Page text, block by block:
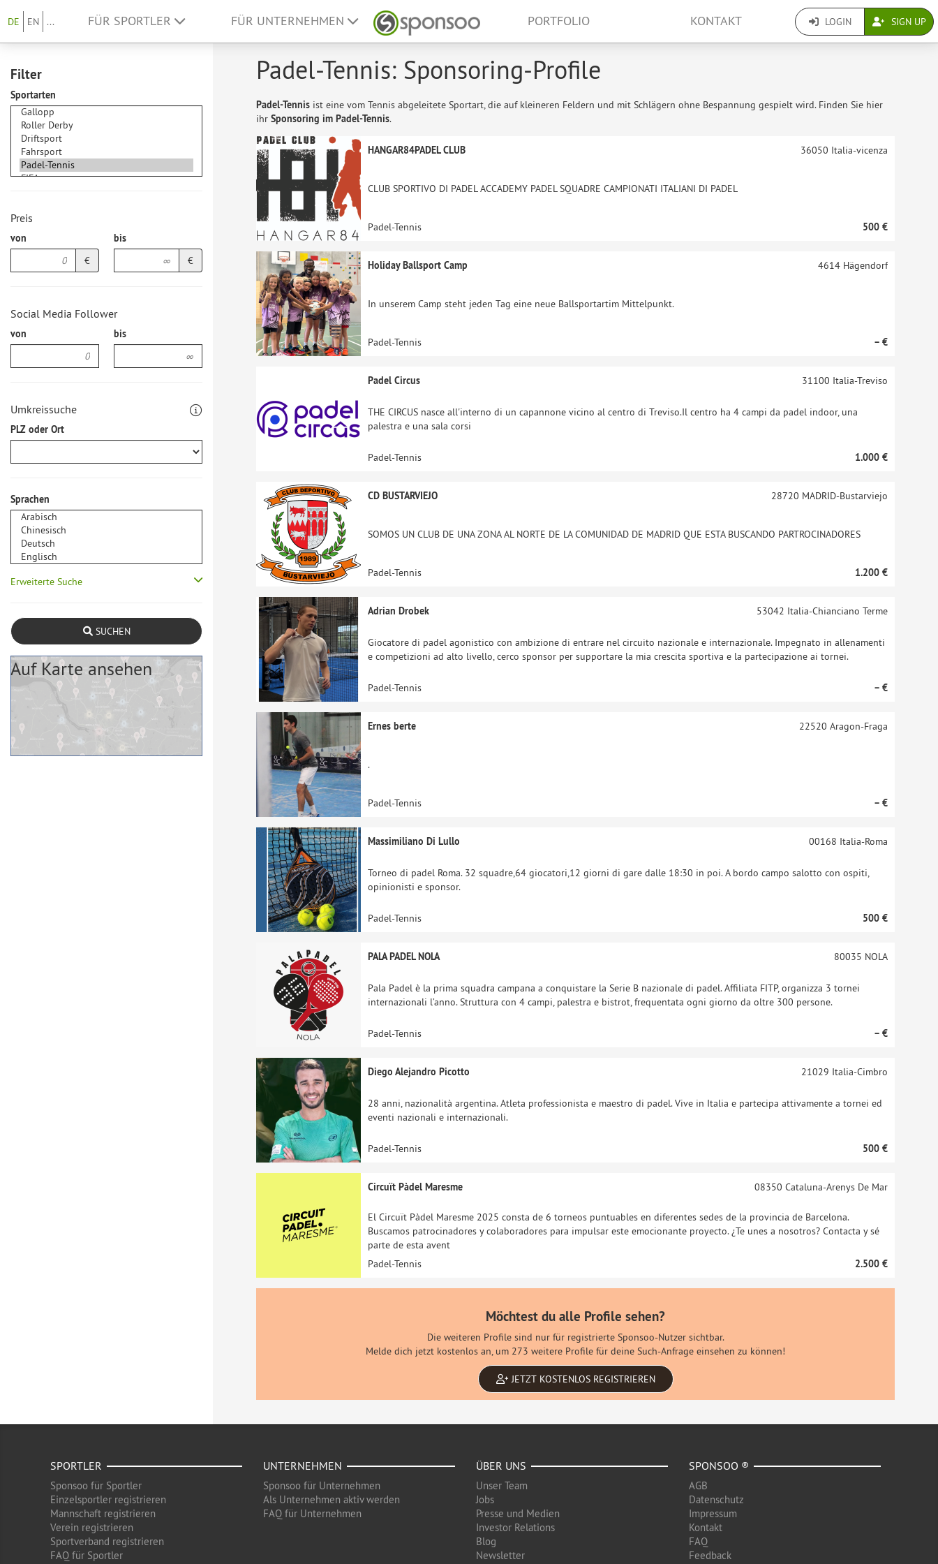
DE EN ... FÜR SPORTLER FÜR UNTERNEHMEN PORTFOLIO KONTAKT LOGIN SIGN UP
Filter
Sportarten
Preis
von
€
bis
€
Social Media Follower
von bis
Umkreissuche
PLZ oder Ort
Sprachen
Erweiterte Suche
SUCHEN
Auf Karte ansehen
Padel-Tennis: Sponsoring-Profile
Padel-Tennis ist eine vom Tennis abgeleitete Sportart, die auf kleineren Feldern und mit Schlägern ohne Bespannung gespielt wird. Finden Sie hier
ihr Sponsoring im Padel-Tennis.
HANGAR84PADEL CLUB
CLUB SPORTIVO DI PADEL ACCADEMY PADEL SQUADRE CAMPIONATI ITALIANI DI PADEL
36050 Italia-vicenza
Padel-Tennis 500 €
Holiday Ballsport Camp
In unserem Camp steht jeden Tag eine neue Ballsportartim Mittelpunkt.
4614Hägendorf
Padel-Tennis – €
Padel Circus
THE CIRCUS nasce all'interno di un capannone vicino al centro di Treviso.Il centro ha 4 campi da padel indoor, una
palestra e una sala corsi
31100 Italia-Treviso
Padel-Tennis 1.000 €
CD BUSTARVIEJO
SOMOS UN CLUB DE UNA ZONA AL NORTE DE LA COMUNIDAD DE MADRID QUE ESTA BUSCANDO PARTROCINADORES
28720 MADRID-Bustarviejo
Padel-Tennis 1.200 €
Adrian Drobek
Giocatore di padel agonistico con ambizione di entrare nel circuito nazionale e internazionale. Impegnato in allenamenti
e competizioni ad alto livello, cerco sponsor per supportare la mia crescita sportiva e la partecipazione ai tornei.
53042 Italia-Chianciano Terme
Padel-Tennis – €
Ernes berte
.
22520 Aragon-Fraga
Padel-Tennis – €
Massimiliano Di Lullo
Torneo di padel Roma. 32 squadre,64 giocatori,12 giorni di gare dalle 18:30 in poi. A bordo campo salotto con ospiti,
opinionisti e sponsor.
00168 Italia-Roma
Padel-Tennis 500 €
PALA PADEL NOLA
Pala Padel è la prima squadra campana a conquistare la Serie B nazionale di padel. Affiliata FITP, organizza 3 tornei
internazionali l’anno. Struttura con 4 campi, palestra e bistrot, frequentata ogni giorno da oltre 300 persone.
80035 NOLA
Padel-Tennis – €
Diego Alejandro Picotto
28 anni, nazionalità argentina. Atleta professionista e maestro di padel. Vive in Italia e partecipa attivamente a tornei ed
eventi nazionali e internazionali.
21029 Italia-Cimbro
Padel-Tennis 500 €
Circuït Pàdel Maresme
El Circuït Pàdel Maresme 2025 consta de 6 torneos puntuables en diferentes sedes de la provincia de Barcelona.
Buscamos patrocinadores y colaboradores para impulsar este emocionante proyecto. ¿Te unes a nosotros? Contacta y sé
parte de esta avent
08350 Cataluna-Arenys De Mar
Padel-Tennis 2.500 €
Möchtest du alle Profile sehen?
Die weiteren Profile sind nur für registrierte Sponsoo-Nutzer sichtbar.
Melde dich jetzt kostenlos an, um 273 weitere Profile für deine Such-Anfrage einsehen zu können!
JETZT KOSTENLOS REGISTRIEREN
SPORTLER
Sponsoo für Sportler
Einzelsportler registrieren
Mannschaft registrieren
Verein registrieren
Sportverband registrieren
FAQ für Sportler
UNTERNEHMEN
Sponsoo für Unternehmen
Als Unternehmen aktiv werden
FAQ für Unternehmen
ÜBER UNS
Unser Team
Jobs
Presse und Medien
Investor Relations
Blog
Newsletter
SPONSOO ®
AGB
Datenschutz
Impressum
Kontakt
FAQ
Feedback